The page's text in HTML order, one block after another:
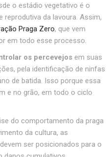
o estádio vegetativo é o
reprodutiva da lavoura. Assim,
Praga Zero, que vem
em todo esse processo.
os percevejos em suas
pela identificação de ninfas
de batida. Isso porque essa
e no grão, em todo o ciclo
do comportamento da praga
da cultura, as
ser posicionados para o